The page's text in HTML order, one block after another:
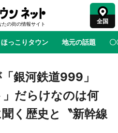
全国
ほっこりタウン 地元の話題 〇
あの時はありがとう 物語がはじ
ークネスが栃木県を征服！？ 県
で「聖地」が生産されてます
】
銀河鉄道999」
」だらけなのは何
く歴史と〝新幹線